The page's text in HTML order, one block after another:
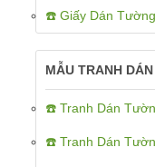
☎️ Giấy Dán
MẪU TRANH
☎️ Tranh Dán
☎️ Tranh Dán